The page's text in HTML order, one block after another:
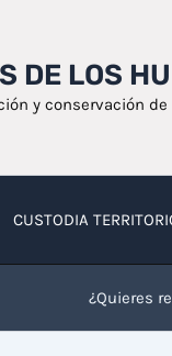
DE LOS
y conservación
CUSTODIA
¿Quieres